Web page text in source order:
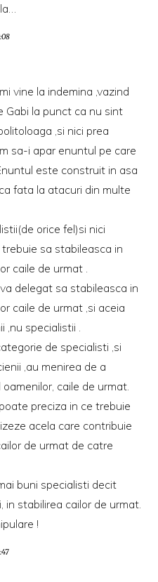
vine la indemina ,vazind
Gabi la punct ca nu sint
,si nici prea
sa-i apar enuntul pe care
este construit in asa
fata la atacuri din multe
orice fel)si nici
sa stabileasca in
caile de urmat .
delegat sa stabileasca in
caile de urmat ,si aceia
,nu specialistii .
de specialisti ,si
,au menirea de a
caile de urmat.
preciza in ce trebuie
acela care contribuie
de urmat de catre
buni specialisti decit
in stabilirea cailor de urmat.
!